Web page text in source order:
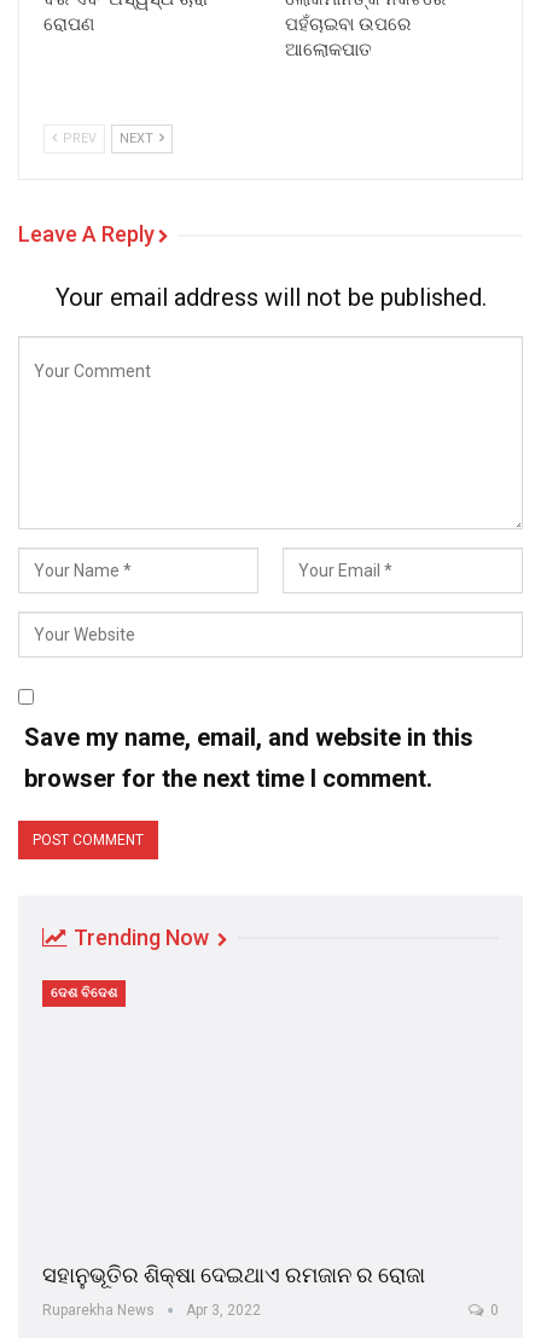
ରୋପଣ
ପହଁଚାଇବା ଉପରେ
ଆଲୋକପାତ
PREV NEXT
Leave A Reply
Your email address will not be published.
Save my name, email, and website in this
browser for the next time I comment.
Trending Now
ଦେଶ ବିଦେଶ
ସହାନୁଭୂତିର ଶିକ୍ଷା ଦେଇଥାଏ ରମଜାନ ର ରୋଜା
Ruparekha News Apr 3, 2022 0